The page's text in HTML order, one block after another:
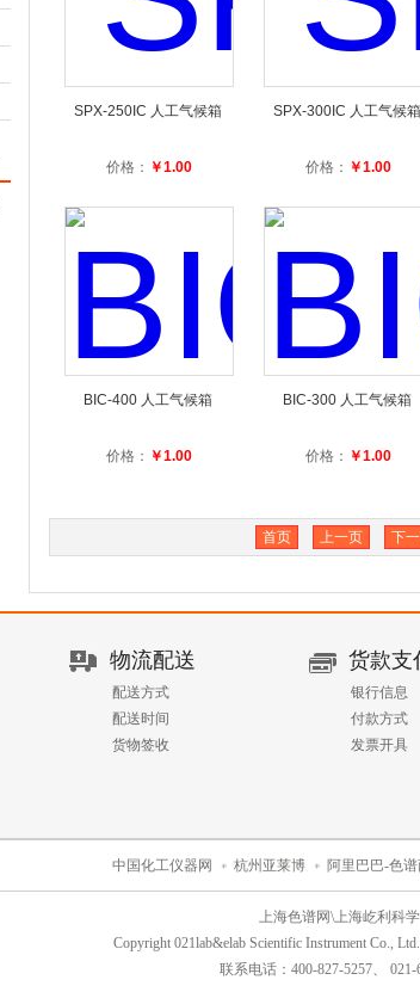
SPX-250IC 人工气候箱
价格： ￥1.00
SPX-300IC 人工气候箱
价格： ￥1.00
BIC-400 人工气候箱
价格： ￥1.00
BIC-300 人工气候箱
价格： ￥1.00
首页 上一页 下
物流配送
配送方式
配送时间
货物签收
货款支
银行信息
付款方式
发票开具
中国化工仪器网 杭州亚莱博 阿里巴巴-色
上海色谱网\上海屹利科
Copyright 021lab&elab Scientific Instrument Co.,
联系电话：400-827-5257、